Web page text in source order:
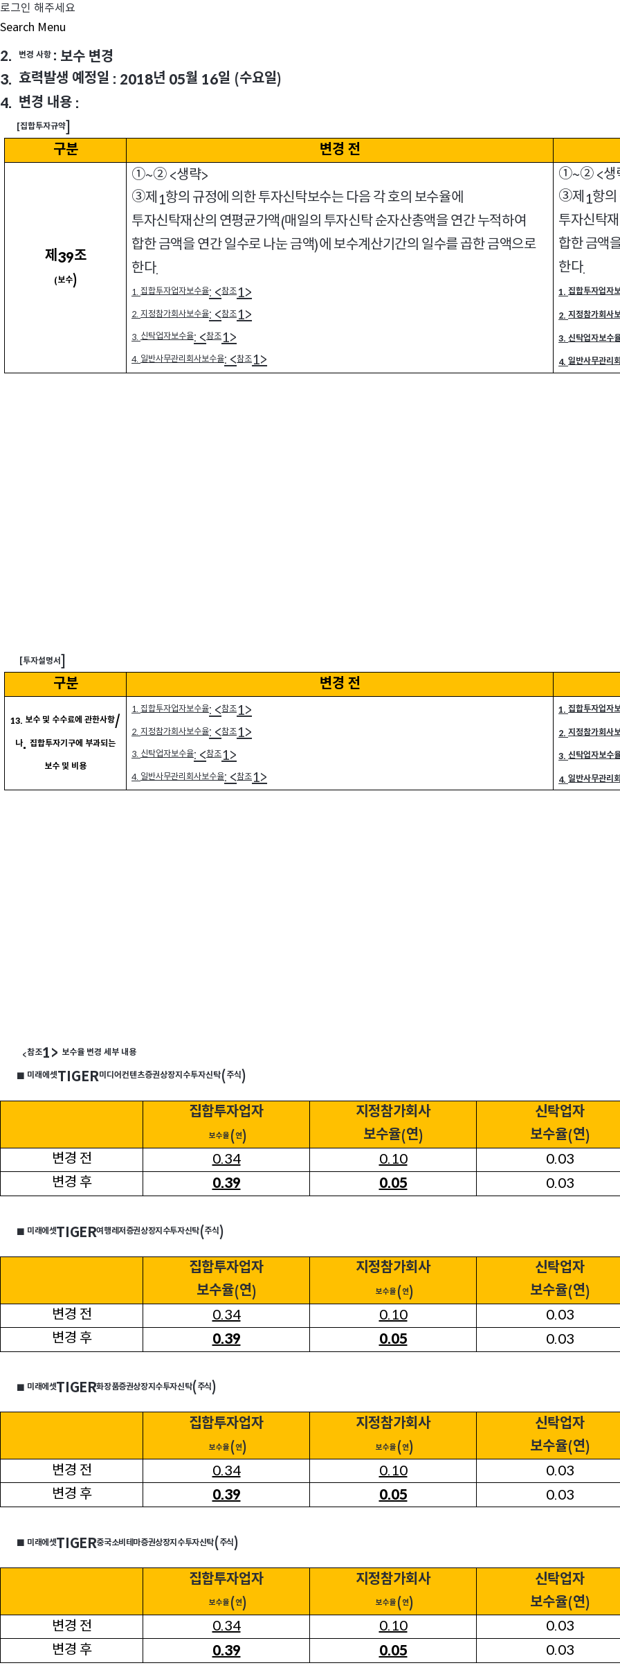
로그인 해주세요
Search Menu
2. 변경 사항 : 보수 변경
3. 효력발생 예정일 : 2018년 05월 16일 (수요일)
4. 변경 내용 :
[집합투자규약
구분
변경 전
제 39조
(보수)
①~② <생략>
③제 1항의 규정에 의한 투자신탁보수는 다음 각 호의 보수율에
투자신탁재산의 연평균가액(매일의 투자신탁 순자산총액을 연간 누적하여
합한 금액을 연간 일수로 나눈 금액)에 보수계산기간의 일수를 곱한 금액으로
한다.
1. 집합투자업자보수율: <참조1>
2.지정참가회사보수율: <참조 1>
3. 신탁업자보수율: <참조1>
4. 일반사무관리회사보수율: <참조1>
①~② <생
③제 1항의
투자신탁
합한 금액
한다.
1.집합투자업자
2.지정참가회사
3.신탁업자보수
4.일반사무관리
[투자설명서
구분
변경 전
13. 보수 및 수수료에 관한사항/
나.집합투자기구에 부과되는
보수 및 비용
1. 집합투자업자보수율: <참조1>
2.지정참가회사보수율: <참조 1>
3. 신탁업자보수율: <참조1>
4. 일반사무관리회사보수율: <참조 1>
1.집합투자업자
2.지정참가회사
3.신탁업자보수
4.일반사무관리
<참조1> 보수율 변경 세부 내용
■ 미래에셋TIGER미디어컨텐츠증권상장지수투자신탁( 주식)
집합투자업자
보수율 ( 연)
지정참가회사
보수율(연)
신탁업자
보수율(연)
변경 전
0.34 0.10 0.03
변경 후
0.39 0.05 0.03
■ 미래에셋TIGER여행레저증권상장지수투자신탁(주식)
집합투자업자
보수율(연)
지정참가회사
보수율 ( 연)
신탁업자
보수율(연)
변경 전
0.34 0.10 0.03
변경 후
0.39 0.05 0.03
■ 미래에셋TIGER화장품증권상장지수투자신탁( 주식)
집합투자업자
보수율 ( 연)
지정참가회사
보수율 ( 연)
신탁업자
보수율(연)
변경 전
0.34 0.10 0.03
변경 후
0.39 0.05 0.03
■ 미래에셋TIGER중국소비테마증권상장지수투자신탁( 주식)
집합투자업자
보수율 ( 연)
지정참가회사
보수율 ( 연)
신탁업자
보수율(연)
변경 전
0.34 0.10 0.03
변경 후
0.39 0.05 0.03